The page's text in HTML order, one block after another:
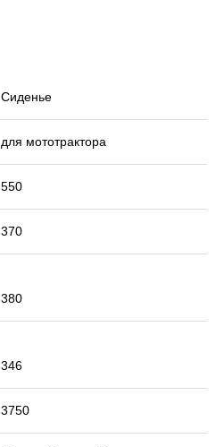
Сиденье
для мототрактора
550
370
380
346
3750